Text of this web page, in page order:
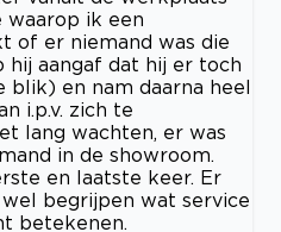
waarop ik een
of er niemand was die
hij aangaf dat hij er toch
blik) en nam daarna heel
i.p.v. zich te
lang wachten, er was
in de showroom.
en laatste keer. Er
begrijpen wat service
betekenen.